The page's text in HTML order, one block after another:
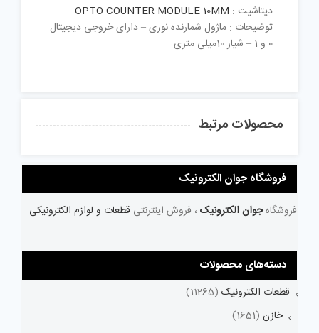
دیتاشیت : OPTO COUNTER MODULE 10MM
توضیحات : ماژول شمارنده نوری – دارای خروجی دیجیتال
0 و 1 – شیار 10میلی متری
محصولات مرتبط
فروشگاه جوان الکترونیک
فروشگاهجوان الکترونیک ، فروش اینترنتی قطعات و لوازم الکترونیکی
دسته‌های محصولات
قطعات الکترونیک (11265)
خازن (1651)